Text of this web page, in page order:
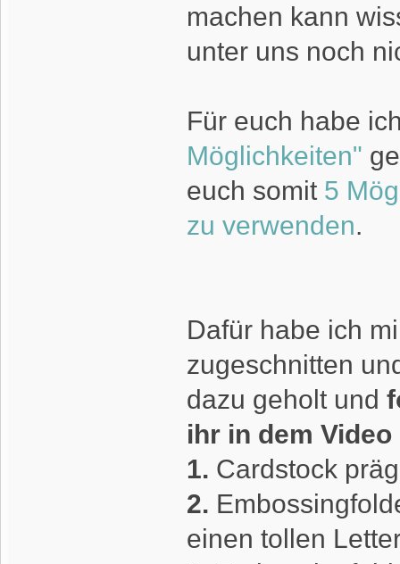
machen kann
unter uns noch
Für euch habe
Möglichkeiten"
euch somit 5
zu verwenden.
Dafür habe ich
zugeschnitten
dazu geholt und
ihr in dem
1. Cardstock
2.
einen tollen